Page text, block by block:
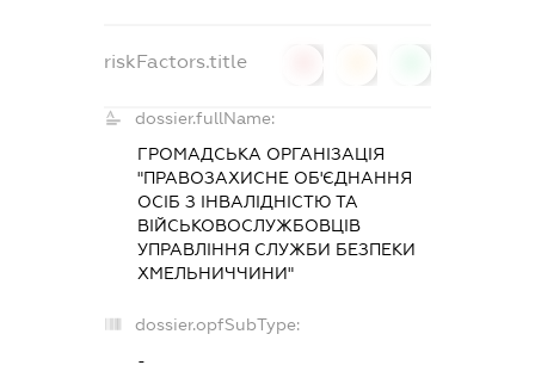
riskFactors.title
dossier.fullName:
ГРОМАДСЬКА ОРГАНІЗАЦІЯ
"ПРАВОЗАХИСНЕ ОБ'ЄДНАННЯ
ОСІБ З ІНВАЛІДНІСТЮ ТА
ВІЙСЬКОВОСЛУЖБОВЦІВ
УПРАВЛІННЯ СЛУЖБИ БЕЗПЕКИ
ХМЕЛЬНИЧЧИНИ"
dossier.opfSubType:
-